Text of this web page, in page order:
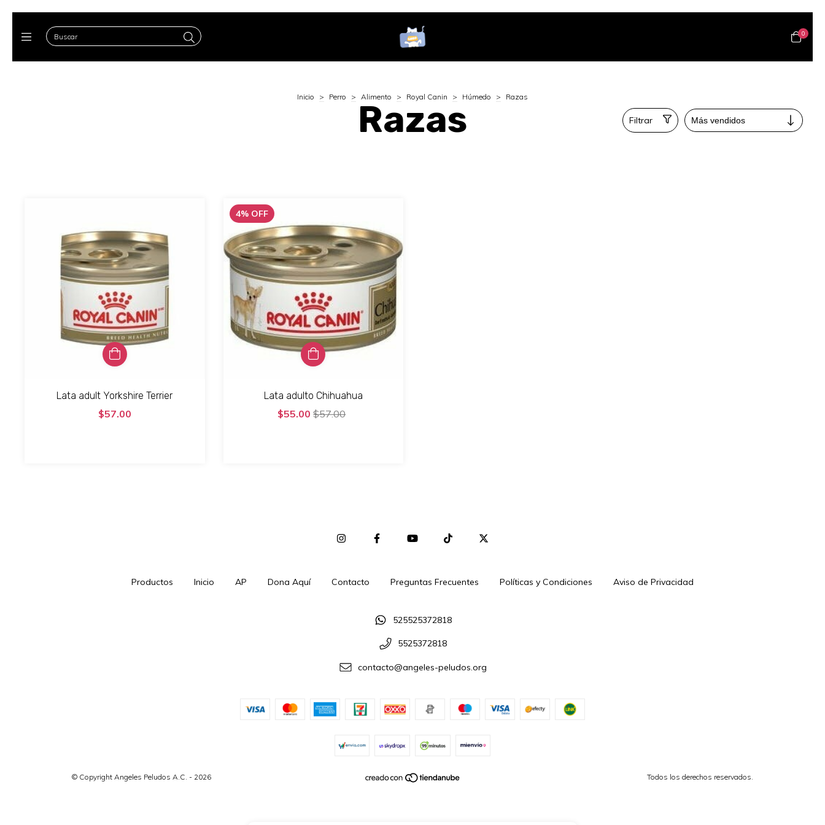
0
Inicio > Perro > Alimento > Royal Canin > Húmedo > Razas
Razas Filtrar
Lata adult Yorkshire Terrier
$57.00
4% OFF
Lata adulto Chihuahua
$55.00$57.00
Productos Inicio AP Dona Aquí Contacto Preguntas Frecuentes Políticas y Condiciones Aviso de Privacidad
525525372818
5525372818
contacto@angeles-peludos.org
© Copyright Angeles Peludos A.C. - 2026 Todos los derechos reservados.